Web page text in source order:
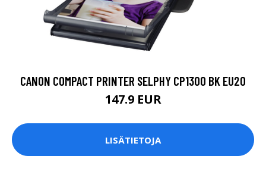
CANON COMPACT PRINTER SELPHY CP1300 BK EU20
147.9 EUR
LISÄTIETOJA